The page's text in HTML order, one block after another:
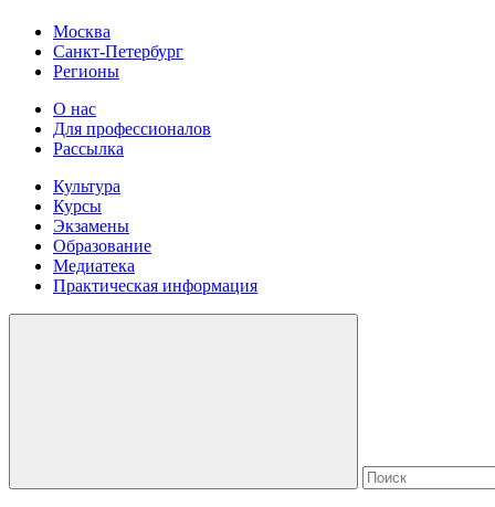
Москва
Санкт-Петербург
Регионы
О нас
Для профессионалов
Рассылка
Культура
Курсы
Экзамены
Образование
Медиатека
Практическая информация